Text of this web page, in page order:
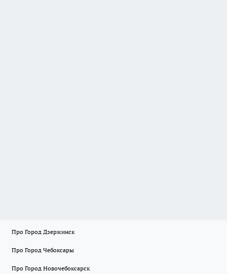
Про Город Дзержинск
Про Город Чебоксары
Про Город Новочебоксарск